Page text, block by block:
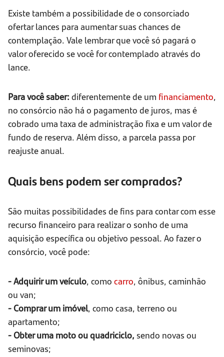
Existe também a possibilidade de o consorciado
ofertar lances para aumentar suas chances de
contemplação. Vale lembrar que você só pagará o
valor oferecido se você for contemplado através do
lance.
Para você saber: diferentemente de um financiamento,
no consórcio não há o pagamento de juros, mas é
cobrado uma taxa de administração fixa e um valor de
fundo de reserva. Além disso, a parcela passa por
reajuste anual.
Quais bens podem ser comprados?
São muitas possibilidades de fins para contar com esse
recurso financeiro para realizar o sonho de uma
aquisição específica ou objetivo pessoal. Ao fazer o
consórcio, você pode:
- Adquirir um veículo, como carro, ônibus, caminhão
ou van;
- Comprar um imóvel, como casa, terreno ou
apartamento;
- Obter uma moto ou quadriciclo, sendo novas ou
seminovas;